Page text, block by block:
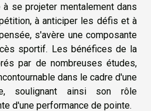
se projeter mentalement dans
à anticiper les défis et à
s'avère une composante
sportif. Les bénéfices de la
par de nombreuses études,
dans le cadre d'une
soulignant ainsi son rôle
d'une performance de pointe.